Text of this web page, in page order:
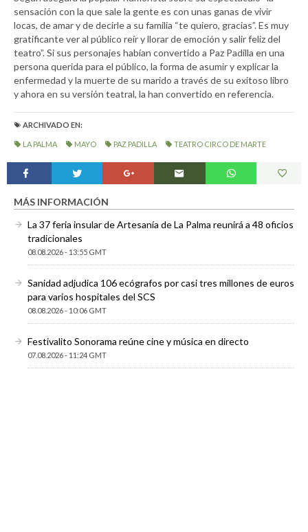
sensación con la que sale la gente es con unas ganas de vivir
locas, de amar y de decirle a su familia “te quiero, gracias”. Es muy
gratificante ver al público reír y llorar de emoción y salir feliz del
teatro”. Si sus personajes habían convertido a Paz Padilla en una
persona querida para el público, la forma de asumir y explicar la
enfermedad y la muerte de su marido a través de su exitoso libro
y ahora en su versión teatral, la han convertido en referencia.
ARCHIVADO EN:
LA PALMA MAYO PAZ PADILLA TEATRO CIRCO DE MARTE
MÁS INFORMACIÓN
La 37 feria insular de Artesanía de La Palma reunirá a 48 oficios
tradicionales
08.08.2026 - 13:55 GMT
Sanidad adjudica 106 ecógrafos por casi tres millones de euros
para varios hospitales del SCS
08.08.2026 - 10:06 GMT
Festivalito Sonorama reúne cine y música en directo
07.08.2026 - 11:24 GMT